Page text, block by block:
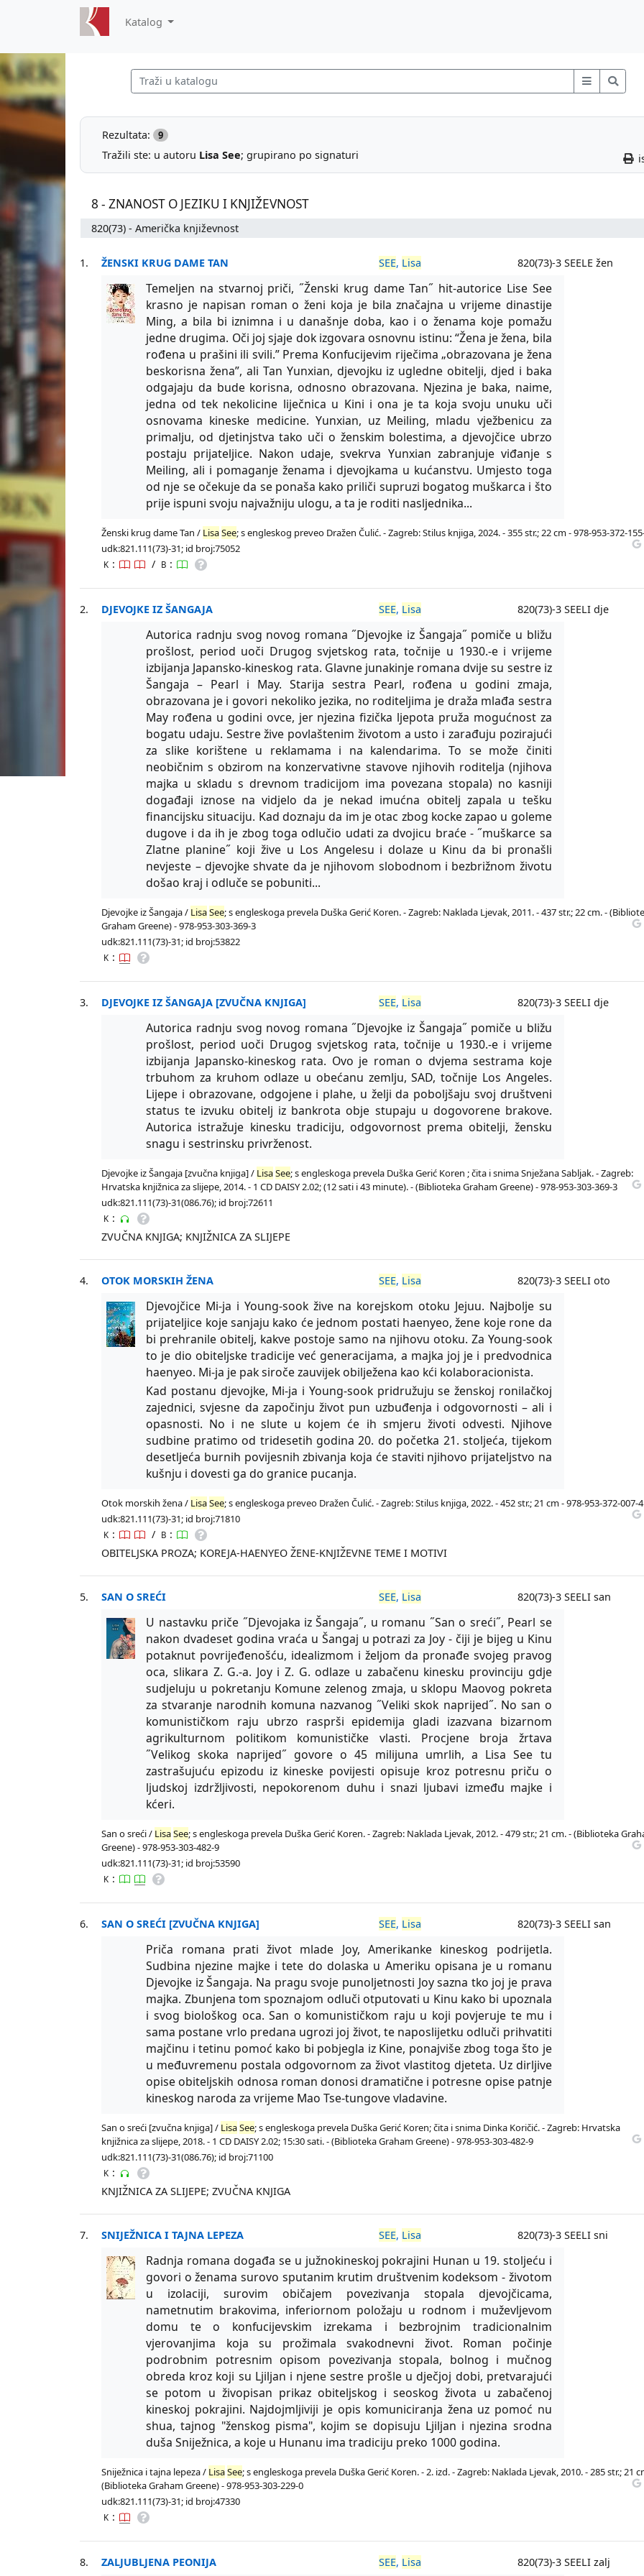
Katalog
Rezultata: 9
Tražili ste: u autoru Lisa See; grupirano po signaturi
8 - ZNANOST O JEZIKU I KNJIŽEVNOST
820(73) - Američka književnost
1. ŽENSKI KRUG DAME TAN SEE, Lisa 820(73)-3 SEELE žen
Temeljen na stvarnoj priči, ˝Ženski krug dame Tan˝ hit-autorice Lise See
krasno je napisan roman o ženi koja je bila značajna u vrijeme dinastije
Ming, a bila bi iznimna i u današnje doba, kao i o ženama koje pomažu
jedne drugima. Oči joj sjaje dok izgovara osnovnu istinu: “Žena je žena, bila
rođena u prašini ili svili.” Prema Konfucijevim riječima „obrazovana je žena
beskorisna žena”, ali Tan Yunxian, djevojku iz ugledne obitelji, djed i baka
odgajaju da bude korisna, odnosno obrazovana. Njezina je baka, naime,
jedna od tek nekolicine liječnica u Kini i ona je ta koja svoju unuku uči
osnovama kineske medicine. Yunxian, uz Meiling, mladu vježbenicu za
primalju, od djetinjstva tako uči o ženskim bolestima, a djevojčice ubrzo
postaju prijateljice. Nakon udaje, svekrva Yunxian zabranjuje viđanje s
Meiling, ali i pomaganje ženama i djevojkama u kućanstvu. Umjesto toga
od nje se očekuje da se ponaša kako priliči supruzi bogatog muškarca i što
prije ispuni svoju najvažniju ulogu, a ta je roditi nasljednika...
Ženski krug dame Tan / LisaSee; s engleskog preveo Dražen Čulić. - Zagreb: Stilus knjiga, 2024. - 355 str.; 22 cm - 978-953-372-
udk:821.111(73)-31; id broj:75052
K : / B :
2. DJEVOJKE IZ ŠANGAJA SEE, Lisa 820(73)-3 SEELI dje
Autorica radnju svog novog romana ˝Djevojke iz Šangaja˝ pomiče u bližu
prošlost, period uoči Drugog svjetskog rata, točnije u 1930.-e i vrijeme
izbijanja Japansko-kineskog rata. Glavne junakinje romana dvije su sestre iz
Šangaja – Pearl i May. Starija sestra Pearl, rođena u godini zmaja,
obrazovana je i govori nekoliko jezika, no roditeljima je draža mlađa sestra
May rođena u godini ovce, jer njezina fizička ljepota pruža mogućnost za
bogatu udaju. Sestre žive povlaštenim životom a usto i zarađuju pozirajući
za slike korištene u reklamama i na kalendarima. To se može činiti
neobičnim s obzirom na konzervativne stavove njihovih roditelja (njihova
majka u skladu s drevnom tradicijom ima povezana stopala) no kasniji
događaji iznose na vidjelo da je nekad imućna obitelj zapala u tešku
financijsku situaciju. Kad doznaju da im je otac zbog kocke zapao u goleme
dugove i da ih je zbog toga odlučio udati za dvojicu braće - ˝muškarce sa
Zlatne planine˝ koji žive u Los Angelesu i dolaze u Kinu da bi pronašli
nevjeste – djevojke shvate da je njihovom slobodnom i bezbrižnom životu
došao kraj i odluče se pobuniti...
Djevojke iz Šangaja / LisaSee; s engleskoga prevela Duška Gerić Koren. - Zagreb: Naklada Ljevak, 2011. - 437 str.; 22 cm. -
Graham Greene) - 978-953-303-369-3
udk:821.111(73)-31; id broj:53822
K :
3. DJEVOJKE IZ ŠANGAJA [ZVUČNA KNJIGA] SEE, Lisa 820(73)-3 SEELI dje
Autorica radnju svog novog romana ˝Djevojke iz Šangaja˝ pomiče u bližu
prošlost, period uoči Drugog svjetskog rata, točnije u 1930.-e i vrijeme
izbijanja Japansko-kineskog rata. Ovo je roman o dvjema sestrama koje
trbuhom za kruhom odlaze u obećanu zemlju, SAD, točnije Los Angeles.
Lijepe i obrazovane, odgojene i plahe, u želji da poboljšaju svoj društveni
status te izvuku obitelj iz bankrota obje stupaju u dogovorene brakove.
Autorica istražuje kinesku tradiciju, odgovornost prema obitelji, žensku
snagu i sestrinsku privrženost.
Djevojke iz Šangaja [zvučna knjiga] / LisaSee; s engleskoga prevela Duška Gerić Koren ; čita i snima Snježana Sabljak. - Zagreb:
Hrvatska knjižnica za slijepe, 2014. - 1 CD DAISY 2.02; (12 sati i 43 minute). - (Biblioteka Graham Greene) - 978-953-303-369-3
udk:821.111(73)-31(086.76); id broj:72611
K :
ZVUČNA KNJIGA; KNJIŽNICA ZA SLIJEPE
4. OTOK MORSKIH ŽENA SEE, Lisa 820(73)-3 SEELI oto
Djevojčice Mi-ja i Young-sook žive na korejskom otoku Jejuu. Najbolje su
prijateljice koje sanjaju kako će jednom postati haenyeo, žene koje rone da
bi prehranile obitelj, kakve postoje samo na njihovu otoku. Za Young-sook
to je dio obiteljske tradicije već generacijama, a majka joj je i predvodnica
haenyeo. Mi-ja je pak siroče zauvijek obilježena kao kći kolaboracionista.
Kad postanu djevojke, Mi-ja i Young-sook pridružuju se ženskoj ronilačkoj
zajednici, svjesne da započinju život pun uzbuđenja i odgovornosti – ali i
opasnosti. No i ne slute u kojem će ih smjeru životi odvesti. Njihove
sudbine pratimo od tridesetih godina 20. do početka 21. stoljeća, tijekom
desetljeća burnih povijesnih zbivanja koja će staviti njihovo prijateljstvo na
kušnju i dovesti ga do granice pucanja.
Otok morskih žena / LisaSee; s engleskoga preveo Dražen Čulić. - Zagreb: Stilus knjiga, 2022. - 452 str.; 21 cm - 978-953-372-007-4
udk:821.111(73)-31; id broj:71810
K : / B :
OBITELJSKA PROZA; KOREJA-HAENYEO ŽENE-KNJIŽEVNE TEME I MOTIVI
5. SAN O SREĆI SEE, Lisa 820(73)-3 SEELI san
U nastavku priče ˝Djevojaka iz Šangaja˝, u romanu ˝San o sreći˝, Pearl se
nakon dvadeset godina vraća u Šangaj u potrazi za Joy - čiji je bijeg u Kinu
potaknut povrijeđenošću, idealizmom i željom da pronađe svojeg pravog
oca, slikara Z. G.-a. Joy i Z. G. odlaze u zabačenu kinesku provinciju gdje
sudjeluju u pokretanju Komune zelenog zmaja, u sklopu Maovog pokreta
za stvaranje narodnih komuna nazvanog ˝Veliki skok naprijed˝. No san o
komunističkom raju ubrzo rasprši epidemija gladi izazvana bizarnom
agrikulturnom politikom komunističke vlasti. Procjene broja žrtava
˝Velikog skoka naprijed˝ govore o 45 milijuna umrlih, a Lisa See tu
zastrašujuću epizodu iz kineske povijesti opisuje kroz potresnu priču o
ljudskoj izdržljivosti, nepokorenom duhu i snazi ljubavi između majke i
kćeri.
San o sreći / LisaSee; s engleskoga prevela Duška Gerić Koren. - Zagreb: Naklada Ljevak, 2012. - 479 str.; 21 cm. - (Biblioteka
Greene) - 978-953-303-482-9
udk:821.111(73)-31; id broj:53590
K :
6. SAN O SREĆI [ZVUČNA KNJIGA] SEE, Lisa 820(73)-3 SEELI san
Priča romana prati život mlade Joy, Amerikanke kineskog podrijetla.
Sudbina njezine majke i tete do dolaska u Ameriku opisana je u romanu
Djevojke iz Šangaja. Na pragu svoje punoljetnosti Joy sazna tko joj je prava
majka. Zbunjena tom spoznajom odluči otputovati u Kinu kako bi upoznala
i svog biološkog oca. San o komunističkom raju u koji povjeruje te mu i
sama postane vrlo predana ugrozi joj život, te naposlijetku odluči prihvatiti
majčinu i tetinu pomoć kako bi pobjegla iz Kine, ponajviše zbog toga što je
u međuvremenu postala odgovornom za život vlastitog djeteta. Uz dirljive
opise obiteljskih odnosa roman donosi dramatične i potresne opise patnje
kineskog naroda za vrijeme Mao Tse-tungove vladavine.
San o sreći [zvučna knjiga] / LisaSee; s engleskoga prevela Duška Gerić Koren; čita i snima Dinka Koričić. - Zagreb: Hrvatska
knjižnica za slijepe, 2018. - 1 CD DAISY 2.02; 15:30 sati. - (Biblioteka Graham Greene) - 978-953-303-482-9
udk:821.111(73)-31(086.76); id broj:71100
K :
KNJIŽNICA ZA SLIJEPE; ZVUČNA KNJIGA
7. SNIJEŽNICA I TAJNA LEPEZA SEE, Lisa 820(73)-3 SEELI sni
Radnja romana događa se u južnokineskoj pokrajini Hunan u 19. stoljeću i
govori o ženama surovo sputanim krutim društvenim kodeksom - životom
u izolaciji, surovim običajem povezivanja stopala djevojčicama,
nametnutim brakovima, inferiornom položaju u rodnom i muževljevom
domu te o konfucijevskim izrekama i bezbrojnim tradicionalnim
vjerovanjima koja su prožimala svakodnevni život. Roman počinje
podrobnim potresnim opisom povezivanja stopala, bolnog i mučnog
obreda kroz koji su Ljiljan i njene sestre prošle u dječjoj dobi, pretvarajući
se potom u živopisan prikaz obiteljskog i seoskog života u zabačenoj
kineskoj pokrajini. Najdojmljiviji je opis komuniciranja žena uz pomoć nu
shua, tajnog "ženskog pisma", kojim se dopisuju Ljiljan i njezina srodna
duša Sniježnica, a koje u Hunanu ima tradiciju preko 1000 godina.
Sniježnica i tajna lepeza / LisaSee; s engleskoga prevela Duška Gerić Koren. - 2. izd. - Zagreb: Naklada Ljevak, 2010. - 285 str.; 21
(Biblioteka Graham Greene) - 978-953-303-229-0
udk:821.111(73)-31; id broj:47330
K :
8. ZALJUBLJENA PEONIJA SEE, Lisa 820(73)-3 SEELI zalj